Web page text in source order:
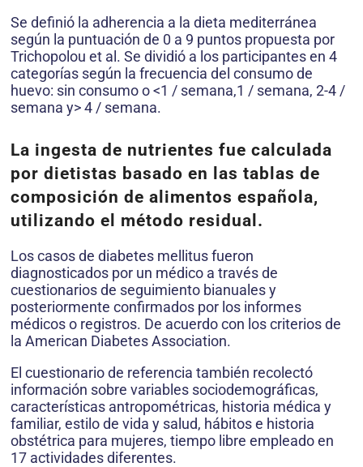
Se definió la adherencia a la dieta mediterránea
según la puntuación de 0 a 9 puntos propuesta por
Trichopolou et al. Se dividió a los participantes en 4
categorías según la frecuencia del consumo de
huevo: sin consumo o <1 / semana,1 / semana, 2-4 /
semana y> 4 / semana.
La ingesta de nutrientes fue calculada
por dietistas basado en las tablas de
composición de alimentos española,
utilizando el método residual.
Los casos de diabetes mellitus fueron
diagnosticados por un médico a través de
cuestionarios de seguimiento bianuales y
posteriormente confirmados por los informes
médicos o registros. De acuerdo con los criterios de
la American Diabetes Association.
El cuestionario de referencia también recolectó
información sobre variables sociodemográficas,
características antropométricas, historia médica y
familiar, estilo de vida y salud, hábitos e historia
obstétrica para mujeres, tiempo libre empleado en
17 actividades diferentes.